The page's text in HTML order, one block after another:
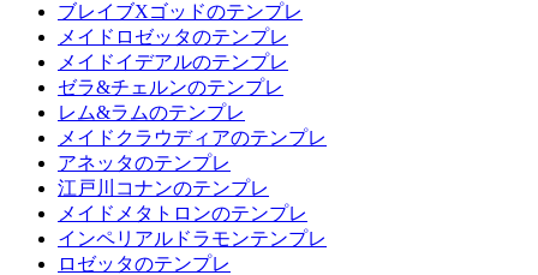
ブレイブXゴッドのテンプレ
メイドロゼッタのテンプレ
メイドイデアルのテンプレ
ゼラ&チェルンのテンプレ
レム&ラムのテンプレ
メイドクラウディアのテンプレ
アネッタのテンプレ
江戸川コナンのテンプレ
メイドメタトロンのテンプレ
インペリアルドラモンテンプレ
ロゼッタのテンプレ